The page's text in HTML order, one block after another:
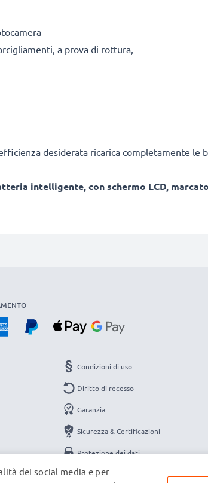
a prova di rottura,
desiderata ricarica completamente le
intelligente, con schermo LCD,
Condizioni di uso
Diritto di recesso
Garanzia
Sicurezza & Certificazioni
Protezione dei dati
Note legali
dei social media e per